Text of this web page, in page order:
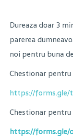
Dureaza doar 3
parerea
noi pentru buna
Chestionar pentru
https://forms.gle/
Chestionar
https://forms.gle/